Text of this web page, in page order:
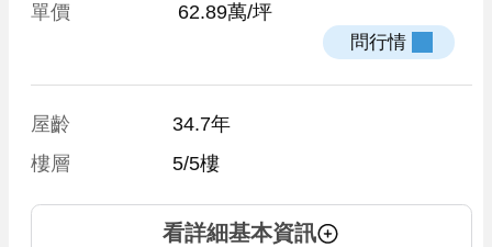
單價 62.89萬/坪
屋齡
34.7年
樓層
5/5樓
看詳細基本資訊